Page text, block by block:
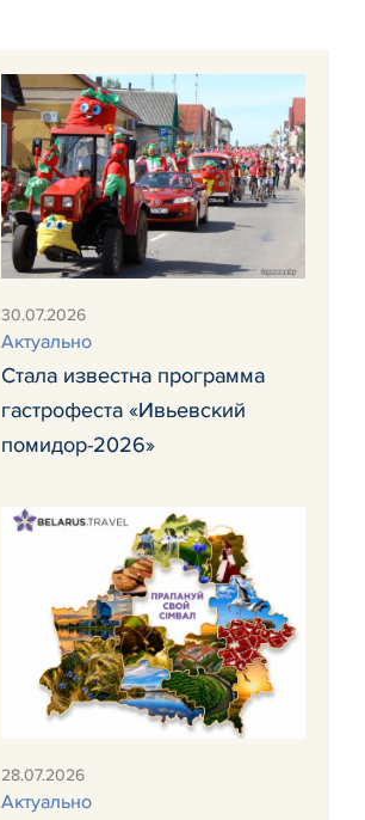
30.07.2026
Актуально
Стала известна программа
гастрофеста «Ивьевский
помидор-2026»
28.07.2026
Актуально